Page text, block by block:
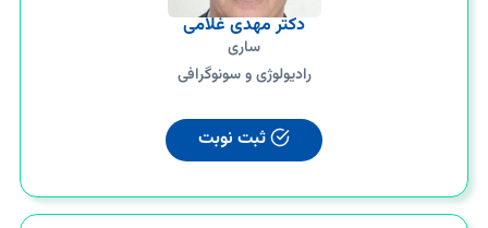
دکتر مهدی غلامی
ساری
رادیولوژی و سونوگرافی
ثبت نوبت